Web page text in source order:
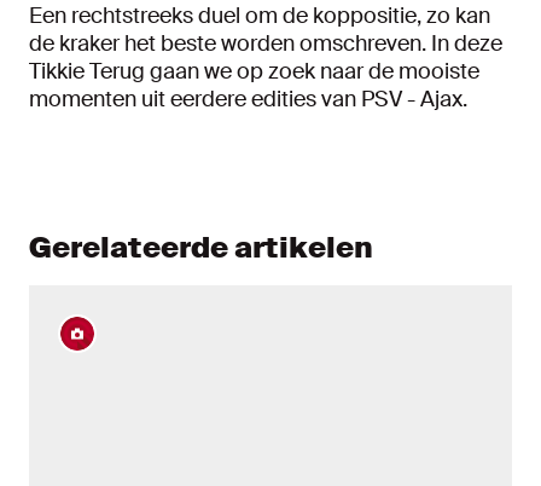
Een rechtstreeks duel om de koppositie, zo kan
de kraker het beste worden omschreven. In deze
Tikkie Terug gaan we op zoek naar de mooiste
momenten uit eerdere edities van PSV - Ajax.
Gerelateerde artikelen